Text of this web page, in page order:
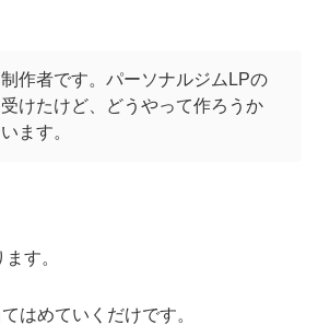
作者です。パーソナルジムLPの
けたけど、どうやって作ろうか
ます。
す。
はめていくだけです。